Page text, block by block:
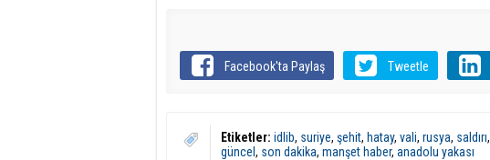
Facebook'ta Paylaş Tweetle
Etiketler: idlib, suriye, şehit, hatay, vali, rusya, saldırı,
güncel , son dakika, manşet haber, anadolu yakası